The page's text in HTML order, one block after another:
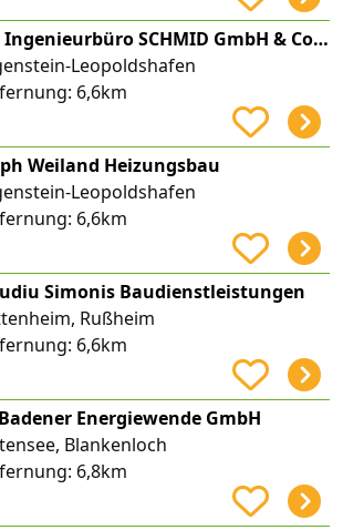
IBS Ingenieurbüro SCHMID GmbH & Co. KG
Leopoldshafen
6,6km
Weiland Heizungsbau
Leopoldshafen
6,6km
Simonis Baudienstleistungen
Rußheim
6,6km
Energiewende GmbH
Blankenloch
6,8km